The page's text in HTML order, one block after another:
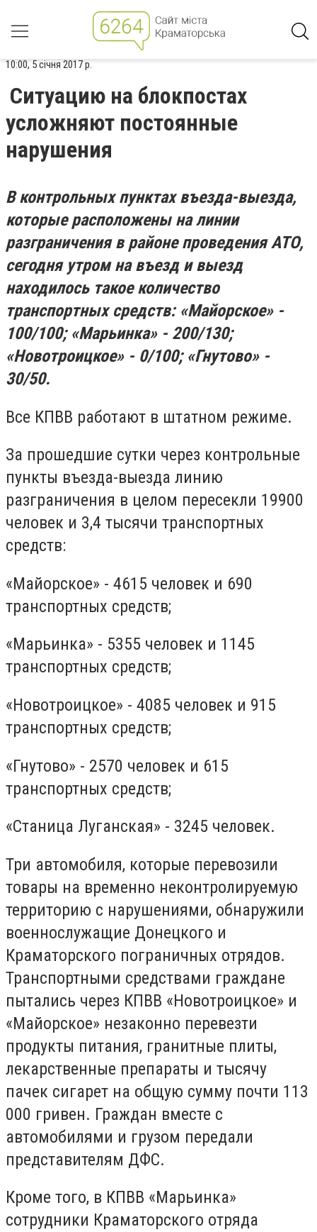
10:00, 5 січня 2017 р.
Ситуацию на блокпостах
усложняют постоянные
нарушения
В контрольных пунктах въезда-выезда,
которые расположены на линии
разграничения в районе проведения АТО,
сегодня утром на въезд и выезд
находилось такое количество
транспортных средств: «Майорское» -
100/100; «Марьинка» - 200/130;
«Новотроицкое» - 0/100; «Гнутово» -
30/50.
Все КПВВ работают в штатном режиме.
За прошедшие сутки через контрольные
пункты въезда-выезда линию
разграничения в целом пересекли 19900
человек и 3,4 тысячи транспортных
средств:
«Майорское» - 4615 человек и 690
транспортных средств;
«Марьинка» - 5355 человек и 1145
транспортных средств;
«Новотроицкое» - 4085 человек и 915
транспортных средств;
«Гнутово» - 2570 человек и 615
транспортных средств;
«Станица Луганская» - 3245 человек.
Три автомобиля, которые перевозили
товары на временно неконтролируемую
территорию с нарушениями, обнаружили
военнослужащие Донецкого и
Краматорского пограничных отрядов.
Транспортными средствами граждане
пытались через КПВВ «Новотроицкое» и
«Майорское» незаконно перевезти
продукты питания, гранитные плиты,
лекарственные препараты и тысячу
пачек сигарет на общую сумму почти 113
000 гривен. Граждан вместе с
автомобилями и грузом передали
представителям ДФС.
Кроме того, в КПВВ «Марьинка»
сотрудники Краматорского отряда